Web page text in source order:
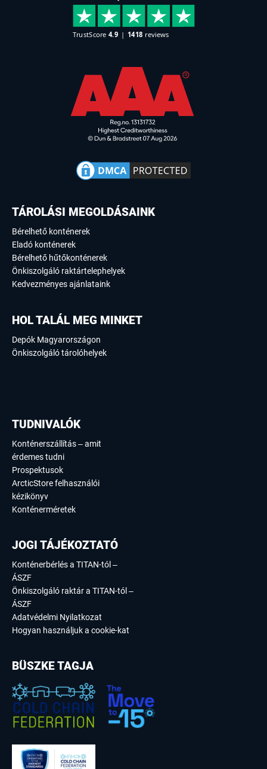
TÁROLÁSI MEGOLDÁSAINK
Bérelhető konténerek
Eladó konténerek
Bérelhető hűtőkonténerek
Önkiszolgáló raktártelephelyek
Kedvezményes ajánlataink
HOL TALÁL MEG MINKET
Depók Magyarországon
Önkiszolgáló tárolóhelyek
TUDNIVALÓK
Konténerszállítás – amit
érdemes tudni
Prospektusok
ArcticStore felhasználói
kézikönyv
Konténerméretek
JOGI TÁJÉKOZTATÓ
Konténerbérlés a TITAN-tól –
ÁSZF
Önkiszolgáló raktár a TITAN-tól –
ÁSZF
Adatvédelmi Nyilatkozat
Hogyan használjuk a cookie-kat
BÜSZKE TAGJA